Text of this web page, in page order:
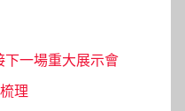
下一場重大展示會
理